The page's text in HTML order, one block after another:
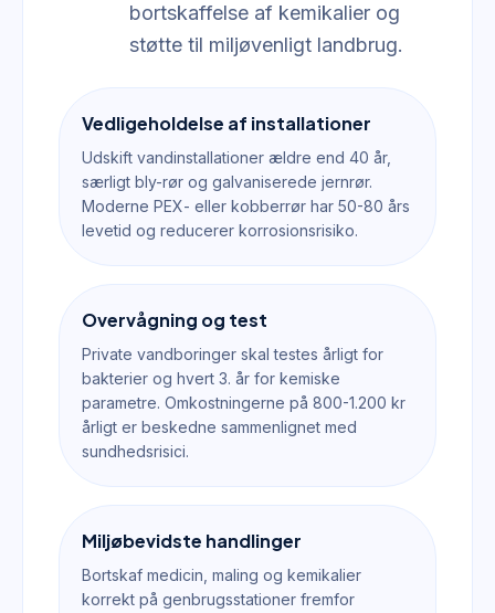
bortskaffelse af kemikalier og
støtte til miljøvenligt landbrug.
Vedligeholdelse af installationer
Udskift vandinstallationer ældre end 40 år,
særligt bly-rør og galvaniserede jernrør.
Moderne PEX- eller kobberrør har 50-80 års
levetid og reducerer korrosionsrisiko.
Overvågning og test
Private vandboringer skal testes årligt for
bakterier og hvert 3. år for kemiske
parametre. Omkostningerne på 800-1.200 kr
årligt er beskedne sammenlignet med
sundhedsrisici.
Miljøbevidste handlinger
Bortskaf medicin, maling og kemikalier
korrekt på genbrugsstationer fremfor